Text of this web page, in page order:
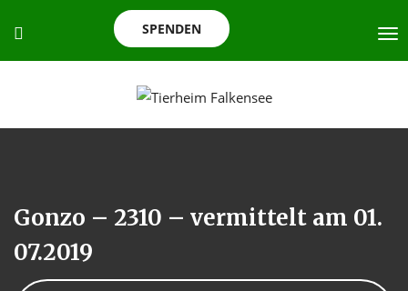
SPENDEN
Gonzo – 2310 – vermittelt am 01.
07.2019